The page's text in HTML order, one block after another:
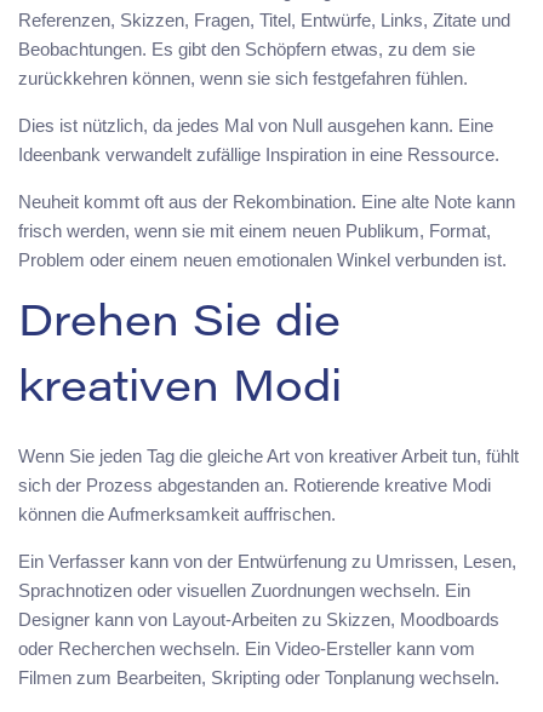
Referenzen, Skizzen, Fragen, Titel, Entwürfe, Links, Zitate und
Beobachtungen. Es gibt den Schöpfern etwas, zu dem sie
zurückkehren können, wenn sie sich festgefahren fühlen.
Dies ist nützlich, da jedes Mal von Null ausgehen kann. Eine
Ideenbank verwandelt zufällige Inspiration in eine Ressource.
Neuheit kommt oft aus der Rekombination. Eine alte Note kann
frisch werden, wenn sie mit einem neuen Publikum, Format,
Problem oder einem neuen emotionalen Winkel verbunden ist.
Drehen Sie die
kreativen Modi
Wenn Sie jeden Tag die gleiche Art von kreativer Arbeit tun, fühlt
sich der Prozess abgestanden an. Rotierende kreative Modi
können die Aufmerksamkeit auffrischen.
Ein Verfasser kann von der Entwürfenung zu Umrissen, Lesen,
Sprachnotizen oder visuellen Zuordnungen wechseln. Ein
Designer kann von Layout-Arbeiten zu Skizzen, Moodboards
oder Recherchen wechseln. Ein Video-Ersteller kann vom
Filmen zum Bearbeiten, Skripting oder Tonplanung wechseln.